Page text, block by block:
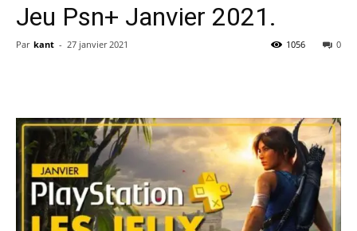
Jeu Psn+ Janvier 2021.
Par kant - 27 janvier 2021 0
1056